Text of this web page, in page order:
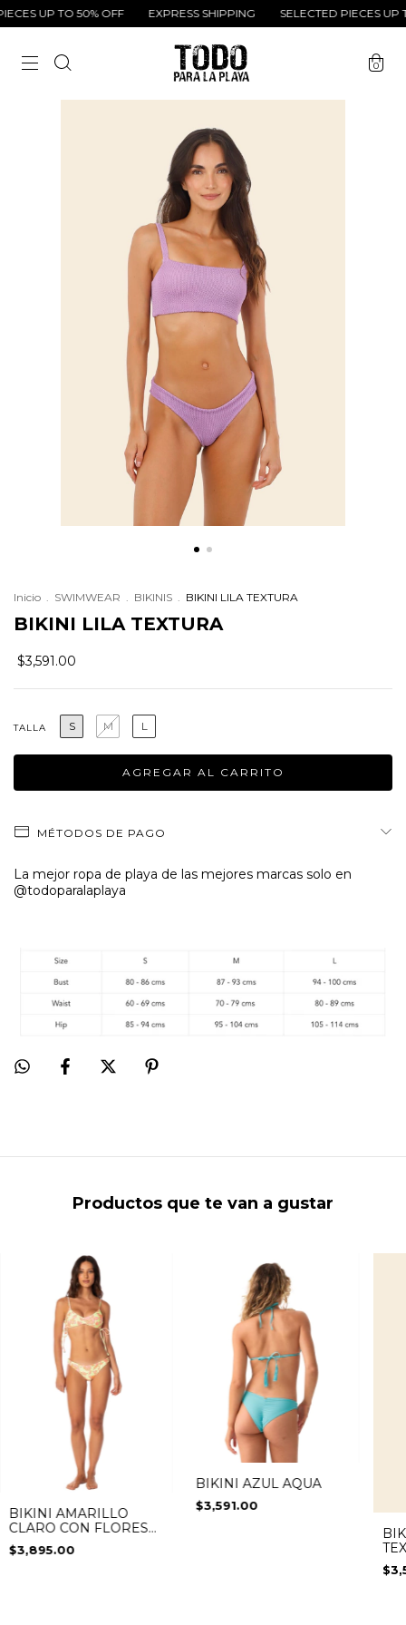
UP TO 50% OFF EXPRESS SHIPPING SELECTED PIECES UP
0
Inicio SWIMWEAR BIKINIS BIKINI LILA TEXTURA
BIKINI LILA TEXTURA
$3,591.00
TALLA S M L
MÉTODOS DE PAGO
La mejor ropa de playa de las mejores marcas solo en
@todoparalaplaya
Productos que te van a gustar
BIKINI AMARILLO
CLARO CON FLORES
ROSAS
$3,895.00
BIKINI AZUL AQUA
$3,591.00